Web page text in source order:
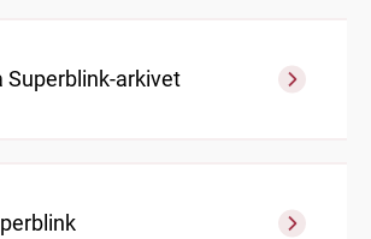
Superblink-arkivet